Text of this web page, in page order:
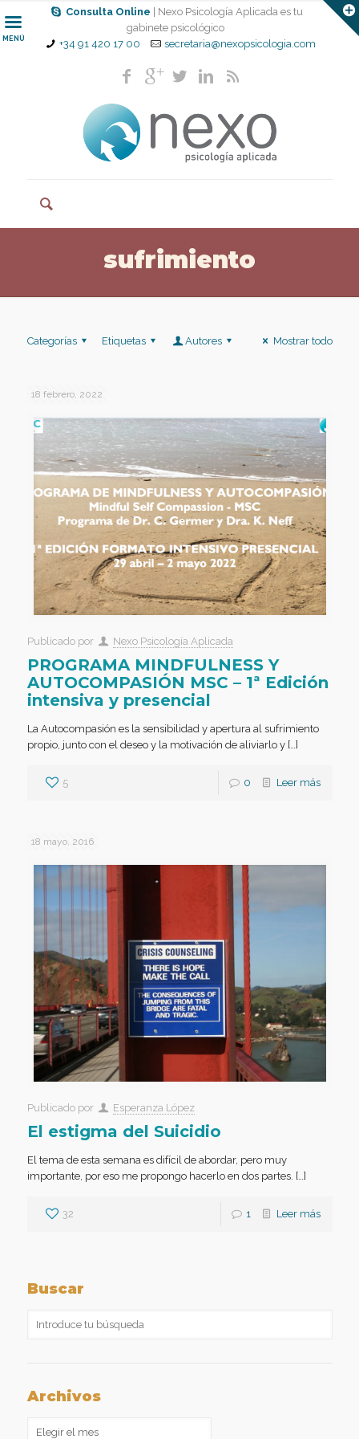
Consulta Online
| Nexo Psicología Aplicada es tu
gabinete psicológico
+34 91 420 17 00
secretaria@nexopsicologia.com
MENÚ
sufrimiento
Categorías Etiquetas Autores Mostrar todo
18 febrero, 2022
Publicado por Nexo Psicología Aplicada
PROGRAMA MINDFULNESS Y
AUTOCOMPASIÓN MSC – 1ª Edición
intensiva y presencial
La Autocompasión es la sensibilidad y apertura al sufrimiento
propio, junto con el deseo y la motivación de aliviarlo y […]
5 0 Leer más
18 mayo, 2016
Publicado por Esperanza López
El estigma del Suicidio
El tema de esta semana es difícil de abordar, pero muy
importante, por eso me propongo hacerlo en dos partes. […]
32 1 Leer más
Buscar
Archivos